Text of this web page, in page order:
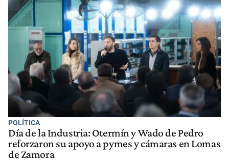
POLÍTICA
Día de la Industria: Otermín y Wado de Pedro
reforzaron su apoyo a pymes y cámaras en Lomas
de Zamora